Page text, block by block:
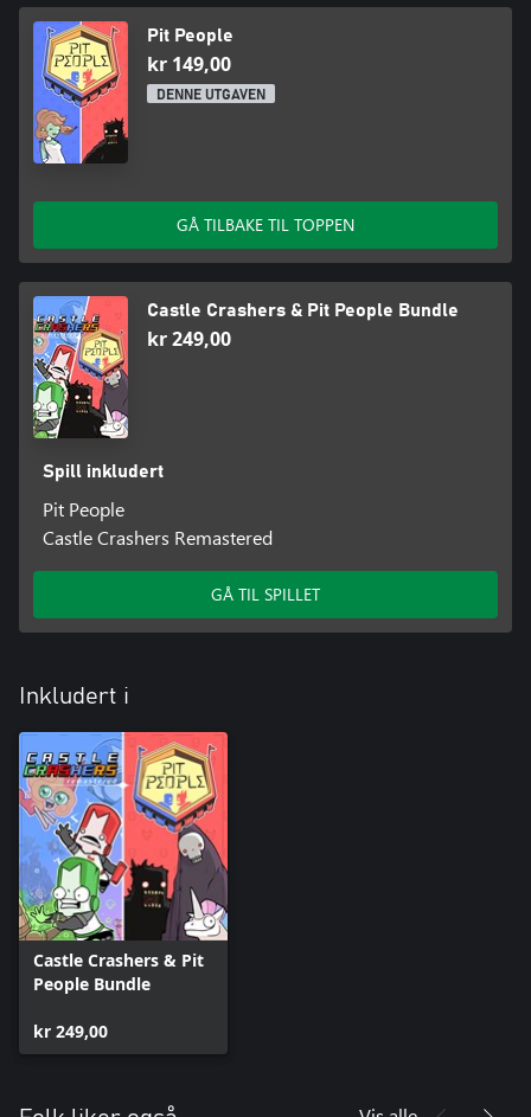
Pit People
kr 149,00
DENNE UTGAVEN
GÅ TILBAKE TIL TOPPEN
Castle Crashers & Pit People Bundle
kr 249,00
Spill inkludert
Pit People
Castle Crashers Remastered
GÅ TIL SPILLET
Inkludert i
Castle Crashers & Pit
People Bundle
kr 249,00